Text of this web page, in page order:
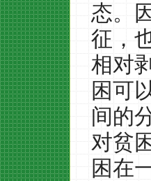
态。
征，
相对
困可
间的
对贫
困在